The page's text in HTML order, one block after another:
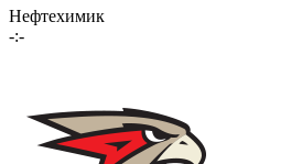
Нефтехимик
-:-